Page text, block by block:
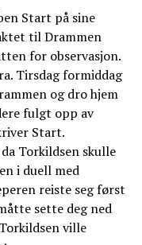
Start på sine
til Drammen
for observasjon.
Tirsdag formiddag
og dro hjem
fulgt opp av
Start.
Torkildsen skulle
i duell med
reiste seg først
sette deg ned
ville